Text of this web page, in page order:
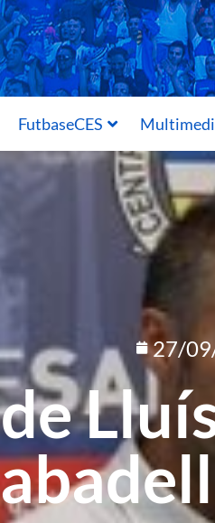
FutbaseCES
27/